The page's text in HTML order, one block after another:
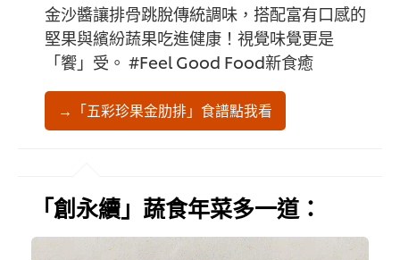
金沙醬讓排骨跳脫傳統調味，搭配富有口感的
堅果與繽紛蔬果吃進健康！視覺味覺更是
「饗」受。 #Feel Good Food新食癒
→「五彩珍果金肋排」食譜點我看
「創永續」蔬食年菜多一道：